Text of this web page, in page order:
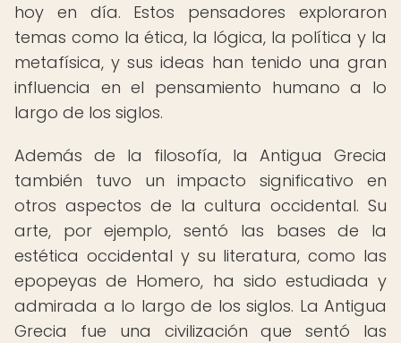
hoy en día. Estos pensadores exploraron
temas como la ética, la lógica, la política y la
metafísica, y sus ideas han tenido una gran
influencia en el pensamiento humano a lo
largo de los siglos.
Además de la filosofía, la Antigua Grecia
también tuvo un impacto significativo en
otros aspectos de la cultura occidental. Su
arte, por ejemplo, sentó las bases de la
estética occidental y su literatura, como las
epopeyas de Homero, ha sido estudiada y
admirada a lo largo de los siglos. La Antigua
Grecia fue una civilización que sentó las